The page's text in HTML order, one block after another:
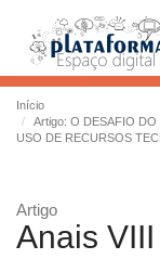
Início
Artigo: O DESAFIO
USO DE RECURSOS
Artigo
Anais